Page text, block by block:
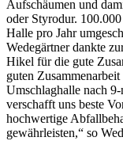
Aufschäumen und
oder Styrodur.
Halle pro Jahr
Wedegärtner dankte
Hikel für die gute
guten
Umschlaghalle nach
verschafft uns beste
hochwertige
gewährleisten,“ so